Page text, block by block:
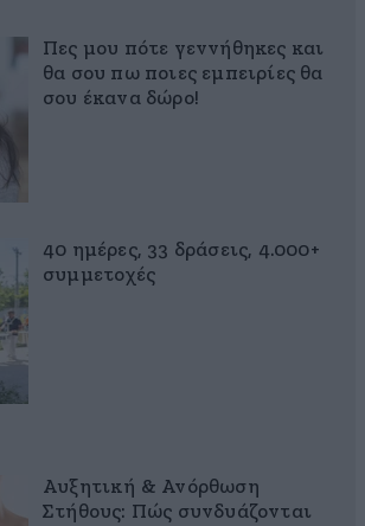
Πες μου πότε γεννήθηκες και
θα σου πω ποιες εμπειρίες θα
σου έκανα δώρο!
40 ημέρες, 33 δράσεις, 4.000+
συμμετοχές
Αυξητική & Ανόρθωση
Στήθους: Πώς συνδυάζονται